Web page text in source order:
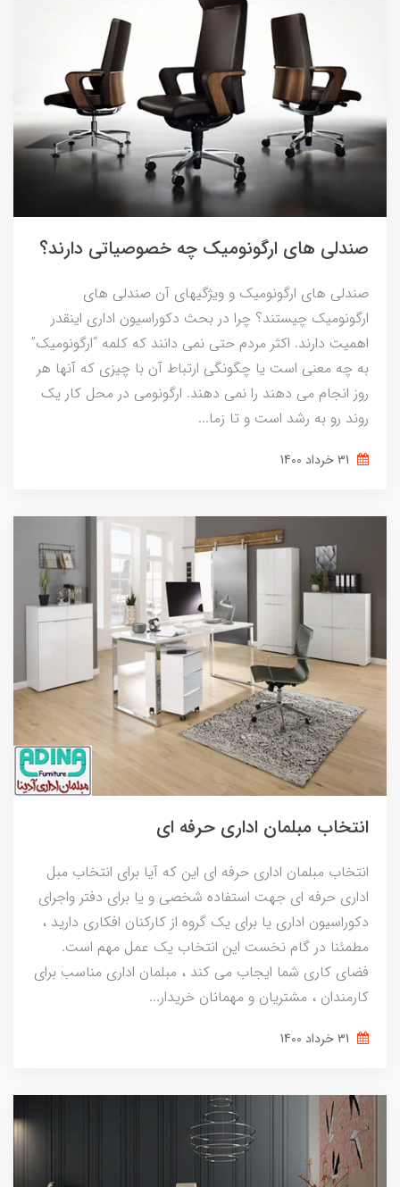
صندلی های ارگونومیک چه خصوصیاتی دارند؟
صندلی های ارگونومیک و ویژگیهای آن صندلی های
ارگونومیک چیستند؟ چرا در بحث دکوراسیون اداری اینقدر
اهمیت دارند. اکثر مردم حتی نمی دانند که کلمه “ارگونومیک”
به چه معنی است یا چگونگی ارتباط آن با چیزی که آنها هر
روز انجام می دهند را نمی دهند. ارگونومی در محل کار یک
روند رو به رشد است و تا زما...
انتخاب مبلمان اداری حرفه ای
انتخاب مبلمان اداری حرفه ای این که آیا برای انتخاب مبل
اداری حرفه ای جهت استفاده شخصی و یا برای دفتر واجرای
دکوراسیون اداری یا برای یک گروه از کارکنان افکاری دارید ،
مطمئنا در گام نخست این انتخاب یک عمل مهم است.
فضای کاری شما ایجاب می کند ، مبلمان اداری مناسب برای
کارمندان ، مشتریان و مهمانان خریدار...